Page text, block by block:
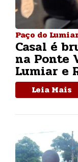
Paço do Lumiar
Casal é
na Ponte
Lumiar e
Leia Mais